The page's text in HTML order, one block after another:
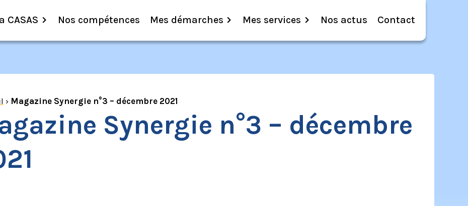
CASAS Nos compétences Mes démarches Mes services Nos actus Contact
› Magazine Synergie n°3 – décembre 2021
Synergie n°3 – décembre